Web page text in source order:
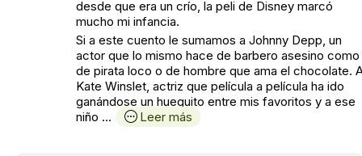
desde que era un crío, la peli de Disney marcó
mucho mi infancia.
Si a este cuento le sumamos a Johnny Depp, un
actor que lo mismo hace de barbero asesino como
de pirata loco o de hombre que ama el chocolate.
Kate Winslet, actriz que película a película ha ido
ganándose un huequito entre mis favoritos y a ese
niño ...
Leer más